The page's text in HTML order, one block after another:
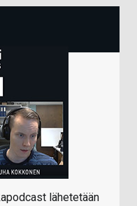
lähetetään